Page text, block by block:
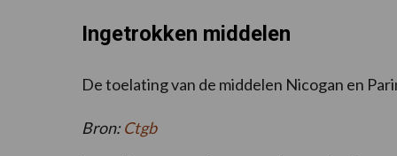
Ingetrokken middelen
De toelating van de middelen Nicogan en
Bron:Ctgb